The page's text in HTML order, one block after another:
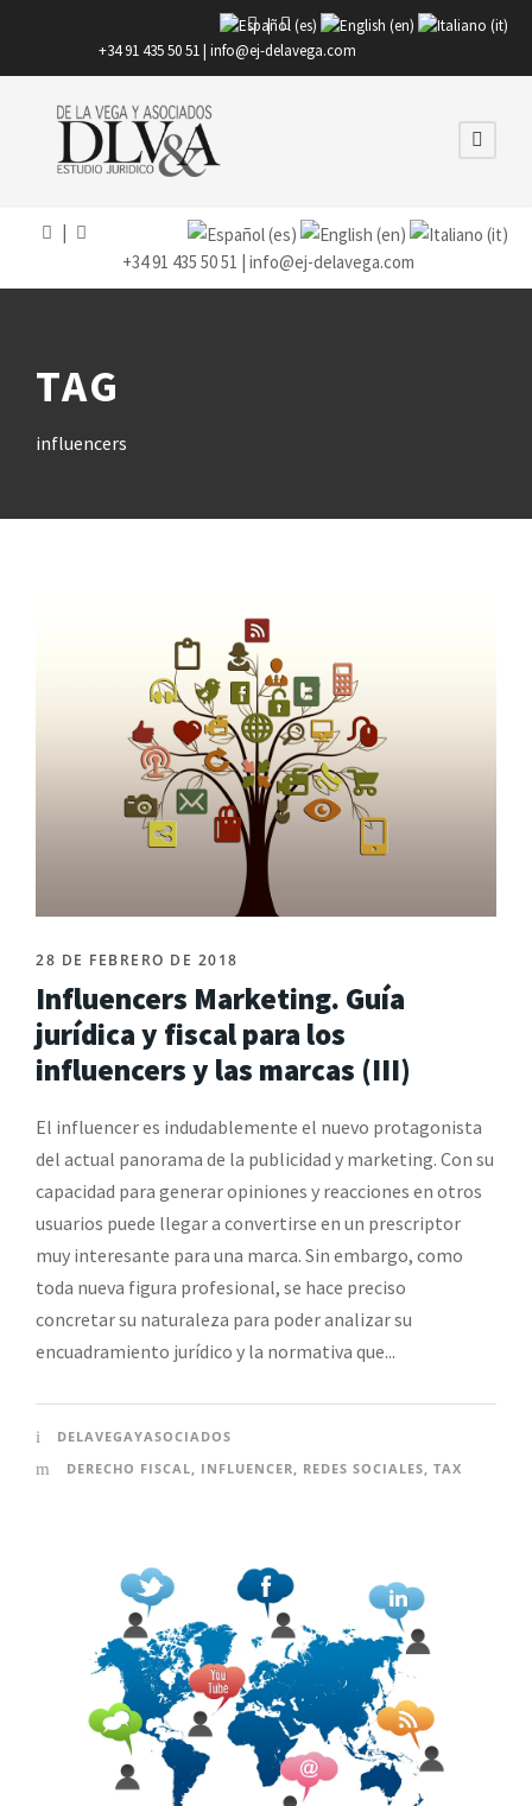
|
+34 91 435 50 51 | info@ej-delavega.com
+34 91 435 50 51 | info@ej-delavega.com
TAG
influencers
28 DE FEBRERO DE 2018
Influencers Marketing. Guía
jurídica y fiscal para los
influencers y las marcas (III)
El influencer es indudablemente el nuevo protagonista
del actual panorama de la publicidad y marketing. Con su
capacidad para generar opiniones y reacciones en otros
usuarios puede llegar a convertirse en un prescriptor
muy interesante para una marca. Sin embargo, como
toda nueva figura profesional, se hace preciso
concretar su naturaleza para poder analizar su
encuadramiento jurídico y la normativa que...
DELAVEGAYASOCIADOS
DERECHO FISCAL
INFLUENCER REDES SOCIALES TAX